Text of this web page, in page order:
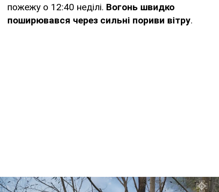
пожежу о 12:40 неділі. Вогонь швидко
поширювався через сильні пориви вітру.